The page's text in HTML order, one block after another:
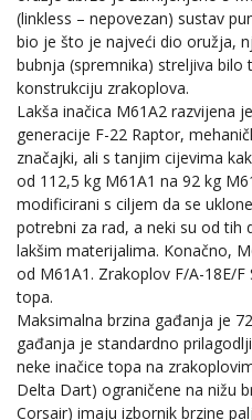
(linkless – nepovezan) sustav
bio je što je najveći dio oružja,
bubnja (spremnika) streljiva
konstrukciju zrakoplova.
Lakša inačica M61A2 razvijena
generacije F-22 Raptor,
značajki, ali s tanjim cijevima
od 112,5 kg M61A1 na 92 kg
modificirani s ciljem da se
potrebni za rad, a neki su od tih
lakšim materijalima. Konačno,
od M61A1. Zrakoplov F/A-18E/
topa.
Maksimalna brzina gađanja je
gađanja je standardno
neke inačice topa na
Delta Dart) ograničene na nižu
Corsair) imaju izbornik brzine